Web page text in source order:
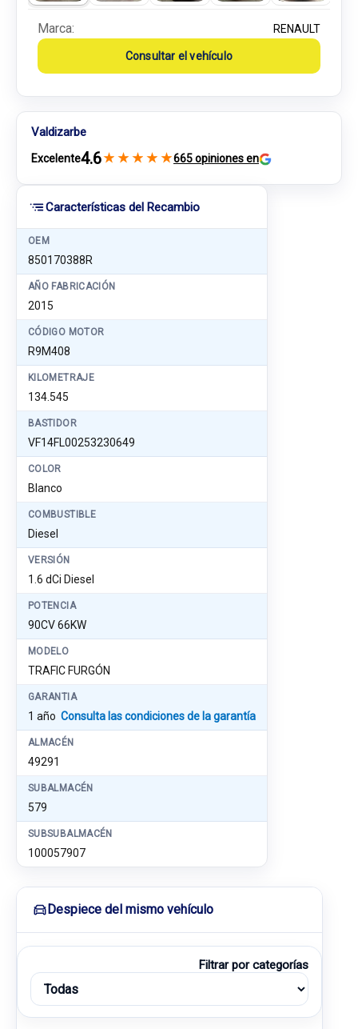
Características del Recambio
OEM
850170388R
AÑO FABRICACIÓN
2015
CÓDIGO MOTOR
R9M408
KILOMETRAJE
134.545
BASTIDOR
VF14FL00253230649
COLOR
Blanco
COMBUSTIBLE
Diesel
VERSIÓN
1.6 dCi Diesel
POTENCIA
90CV 66KW
MODELO
TRAFIC FURGÓN
GARANTIA
1 año Consulta las condiciones de la garantía
ALMACÉN
49291
SUBALMACÉN
579
SUBSUBALMACÉN
100057907
Marca: RENAULT
Consultar el vehículo
Valdizarbe
Excelente4.6★ ★ ★ ★ ★665 opiniones en
Despiece del mismo vehículo
Filtrar por categorías